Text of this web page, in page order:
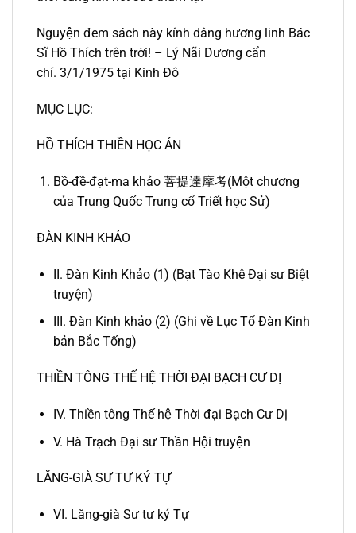
Nguyện đem sách này kính dâng hương linh Bác
Sĩ Hồ Thích trên trời! – Lý Nãi Dương cẩn
chí. 3/1/1975 tại Kinh Đô
MỤC LỤC:
HỒ THÍCH THIỀN HỌC ÁN
Bồ-đề-đạt-ma khảo 菩提達摩考(Một chương
của Trung Quốc Trung cổ Triết học Sử)
ĐÀN KINH KHẢO
II. Đàn Kinh Khảo (1) (Bạt Tào Khê Đại sư Biệt
truyện)
III. Đàn Kinh khảo (2) (Ghi về Lục Tổ Đàn Kinh
bản Bắc Tống)
THIỀN TÔNG THẾ HỆ THỜI ĐẠI BẠCH CƯ DỊ
IV. Thiền tông Thế hệ Thời đại Bạch Cư Dị
V. Hà Trạch Đại sư Thần Hội truyện
LĂNG-GIÀ SƯ TƯ KÝ TỰ
VI. Lăng-già Sư tư ký Tự